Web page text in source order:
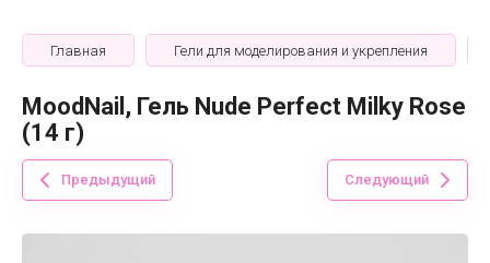
Главная Гели для моделирования и укрепления
MoodNail, Гель Nude Perfect Milky Rose
(14 г)
Предыдущий Следующий